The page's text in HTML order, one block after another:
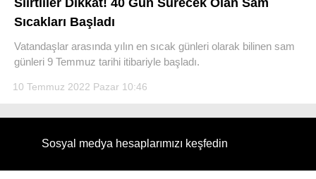
NÖBETÇI ECZANELER
Sıcakları Başladı
Vatandaşlar arasında yılın en sıcak günleri olarak bilinen sam
günleri 9 Temmuz tarihi itibariyle başladı.
10 Temmuz 2022 Pazar 10:46
Sosyal medya hesaplarımızı keşfedin